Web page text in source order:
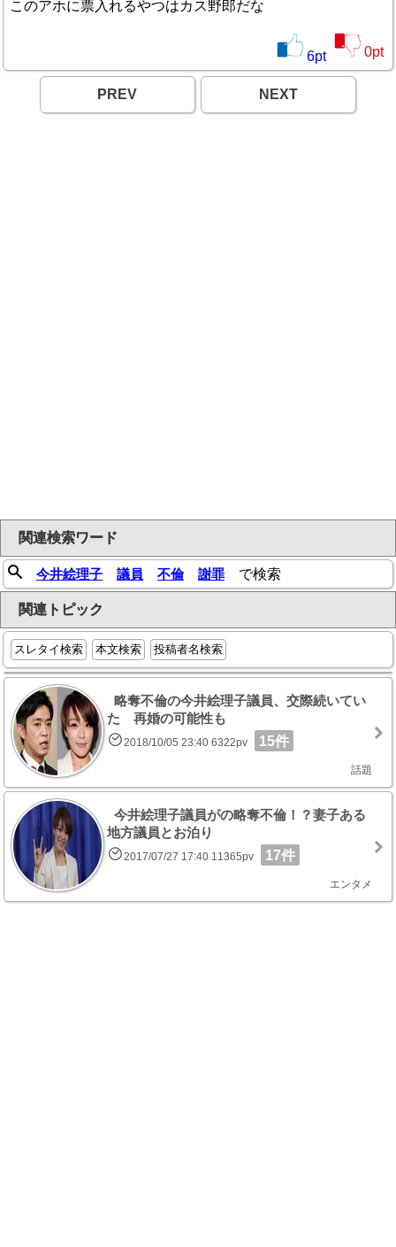
このアホに票入れるやつはカス野郎だな
6pt 0pt
PREV NEXT
関連検索ワード
今井絵理子 議員 不倫 謝罪 で検索
関連トピック
スレタイ検索 本文検索 投稿者名検索
略奪不倫の今井絵理子議員、交際続いてい
た 再婚の可能性も
2018/10/05 23:40 6322pv 15件
話題
今井絵理子議員がの略奪不倫！？妻子ある
地方議員とお泊り
2017/07/27 17:40 11365pv 17件
エンタメ